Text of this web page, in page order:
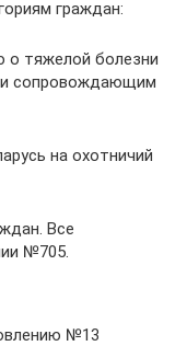
граждан:
о тяжелой болезни
и сопровождающим
на охотничий
Все
№705.
№13